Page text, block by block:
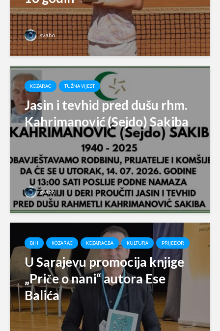
svabo
KOZARAC TUŽNA VIJEST
Jasin i tevhid pred dušu rhm.
Kahrimanović (Sejdo) Sakiba
svabo
BIH KOZARAC KOZARAC.BA KULTURA PRIJEDOR
U Sarajevu promocija knjige
„Priče o nani“ autora Ese
Balića